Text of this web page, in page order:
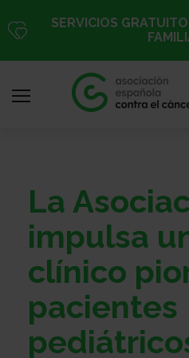
al
SERVICIOS
sesión
Registro
Inicio
La
impulsa
clínico
pacientes